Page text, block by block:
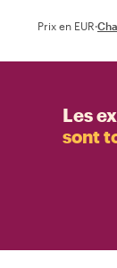
Prix en EUR·
Les
sont